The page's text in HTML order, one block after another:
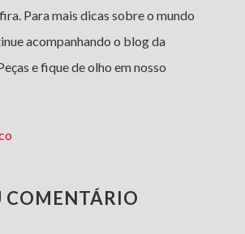
Para mais dicas sobre o mundo
acompanhando o blog da
e fique de olho em nosso
COMENTÁRIO